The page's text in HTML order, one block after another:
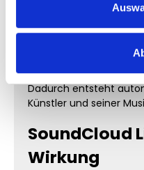
hörenswerter
Dadurch entsteht
Künstler und seiner
SoundCloud
Wirkung